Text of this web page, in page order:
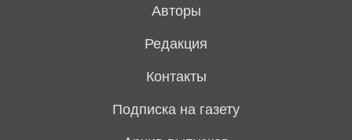
Авторы
Редакция
Контакты
Подписка на газету